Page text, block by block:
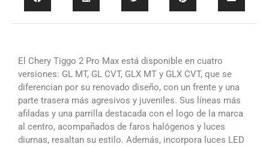
El Chery Tiggo 2 Pro Max está disponible en cuatro
versiones: GL MT, GL CVT, GLX MT y GLX CVT, que se
diferencian por su renovado diseño, con un frente y una
parte trasera más agresivos y juveniles. Sus líneas más
afiladas y una parrilla destacada con el logo de la marca
al centro, acompañados de faros halógenos y luces
diurnas, resaltan su estilo. Además, incorpora luces LED